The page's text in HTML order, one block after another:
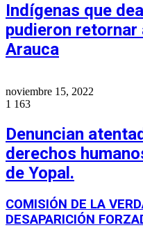
Indígenas que
pudieron retornar
Arauca
noviembre 15, 2022
1 163
Denuncian
derechos
de Yopal.
COMISIÓN DE LA
DESAPARICIÓN